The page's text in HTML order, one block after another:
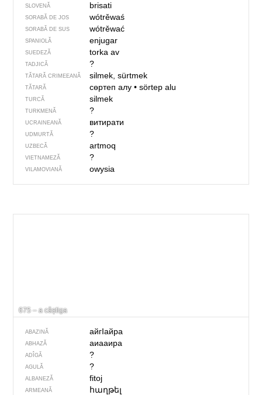
SLOVENĂ brisati
SORABĂ DE JOS wótrěwaś
SORABĂ DE SUS wótrěwać
SPANIOLĂ enjugar
SUEDEZĂ torka av
TADJICĂ ?
TĂTARĂ CRIMEEANĂ silmek, sürtmek
TĂTARĂ сөртеп алу• sörtep alu
TURCĂ silmek
TURKMENĂ ?
UCRAINEANĂ витирати
UDMURTĂ ?
UZBECĂ artmoq
VIETNAMEZĂ ?
VILAMOVIANĂ owysia
675 – a câștiga
ABAZINĂ айгIайра
ABHAZĂ аиааира
ADÎGĂ ?
AGULĂ ?
ALBANEZĂ fitoj
ARMEANĂ հաղթել